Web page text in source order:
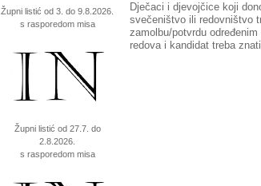
Župni listić od 3. do 9.8.2026.
s rasporedom misa
Župni listić od 27.7. do
2.8.2026.
s rasporedom misa
Dječaci i djevojčice koji
svečeništvo ili redovništvo
zamolbu/potvrdu
redova i kandidat treba